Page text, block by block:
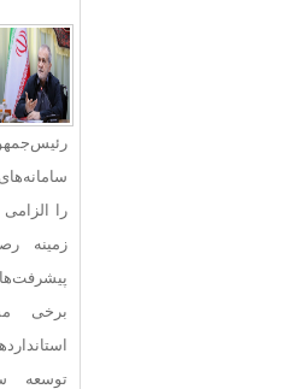
را
زمینه
برخی
توسعه